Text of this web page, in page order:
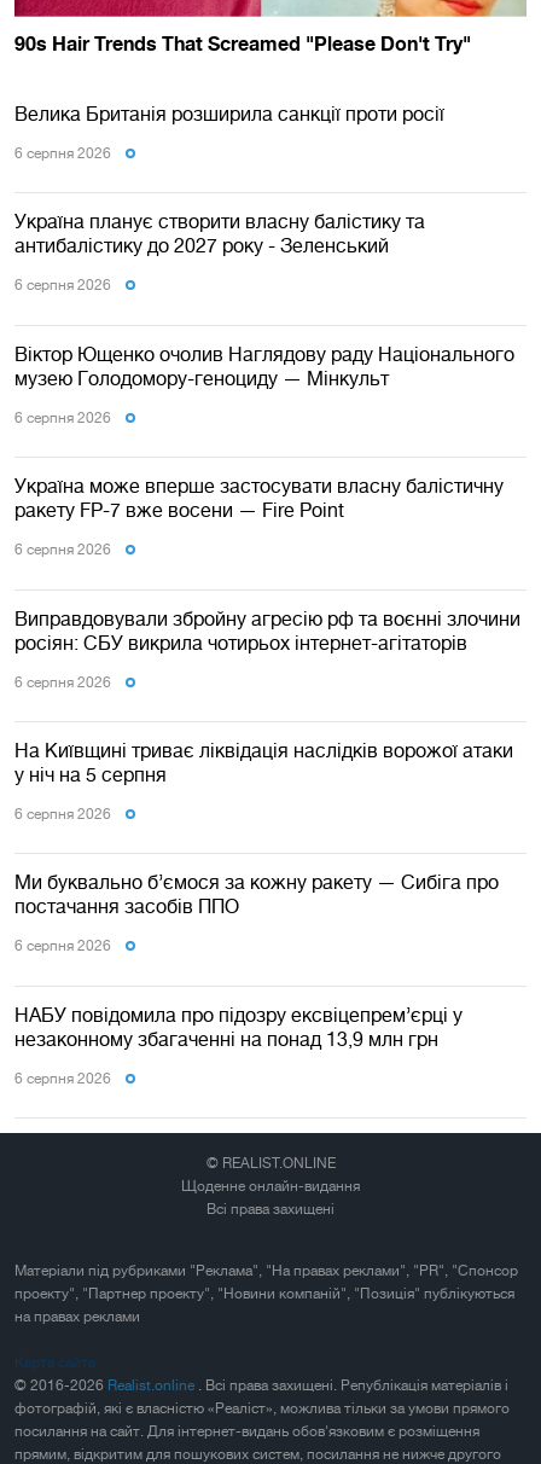
Велика Британія розширила санкції проти росії
6 серпня 2026
Україна планує створити власну балістику та
антибалістику до 2027 року - Зеленський
6 серпня 2026
Віктор Ющенко очолив Наглядову раду Національного
музею Голодомору-геноциду — Мінкульт
6 серпня 2026
Україна може вперше застосувати власну балістичну
ракету FP-7 вже восени — Fire Point
6 серпня 2026
Виправдовували збройну агресію рф та воєнні злочини
росіян: СБУ викрила чотирьох інтернет-агітаторів
6 серпня 2026
На Київщині триває ліквідація наслідків ворожої атаки
у ніч на 5 серпня
6 серпня 2026
Ми буквально б’ємося за кожну ракету — Сибіга про
постачання засобів ППО
6 серпня 2026
НАБУ повідомила про підозру ексвіцепрем’єрці у
незаконному збагаченні на понад 13,9 млн грн
6 серпня 2026
© REALIST.ONLINE
Щоденне онлайн-видання
Всі права захищені
Матеріали під рубриками "Реклама", "На правах реклами", "PR", "Спонсор
проекту", "Партнер проекту", "Новини компаній", "Позиція" публікуються
на правах реклами
Карта сайта
© 2016-2026 Realist.online . Всі права захищені. Републікація матеріалів і
фотографій, які є власністю «Реаліст», можлива тільки за умови прямого
посилання на сайт. Для інтернет-видань обов'язковим є розміщення
прямим, відкритим для пошукових систем, посилання не нижче другого